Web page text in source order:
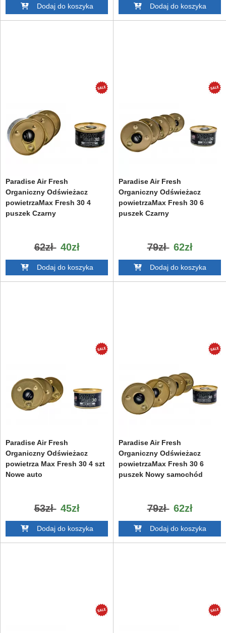
Dodaj do koszyka Dodaj do koszyka
Paradise Air Fresh
Organiczny Odświeżacz
powietrzaMax Fresh 30 4
puszek Czarny
62zł 40zł
Dodaj do koszyka
Paradise Air Fresh
Organiczny Odświeżacz
powietrzaMax Fresh 30 6
puszek Czarny
79zł 62zł
Dodaj do koszyka
Paradise Air Fresh
Organiczny Odświeżacz
powietrza Max Fresh 30 4 szt
Nowe auto
53zł 45zł
Dodaj do koszyka
Paradise Air Fresh
Organiczny Odświeżacz
powietrzaMax Fresh 30 6
puszek Nowy samochód
79zł 62zł
Dodaj do koszyka